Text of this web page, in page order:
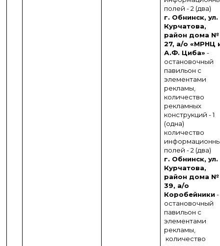
полей - 2 (два)
г. Обнинск, ул.
Курчатова,
район дома №
27, а/о «МРНЦ
А.Ф. Циба» -
остановочный
павильон с
элементами
рекламы,
количество
рекламных
конструкций - 1
(одна)
количество
полей - 2 (два)
г. Обнинск, ул.
Курчатова,
район дома №
39, а/о
Коробейники-
остановочный
павильон с
элементами
рекламы,
количество